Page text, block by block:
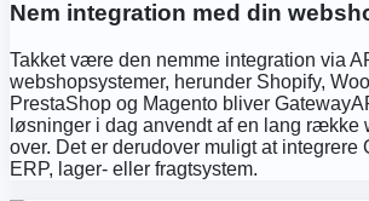
Nem integration med din
Takket være den nemme integration via
webshopsystemer, herunder Shopify,
PrestaShop og Magento bliver
løsninger i dag anvendt af en lang række
over. Det er derudover muligt at integrere
ERP, lager- eller fragtsystem.